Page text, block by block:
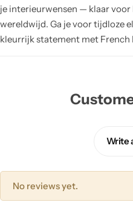
je interieurwensen — klaar voor
wereldwijd. Ga je voor tijdloze
kleurrijk statement met French
Write
No reviews yet.